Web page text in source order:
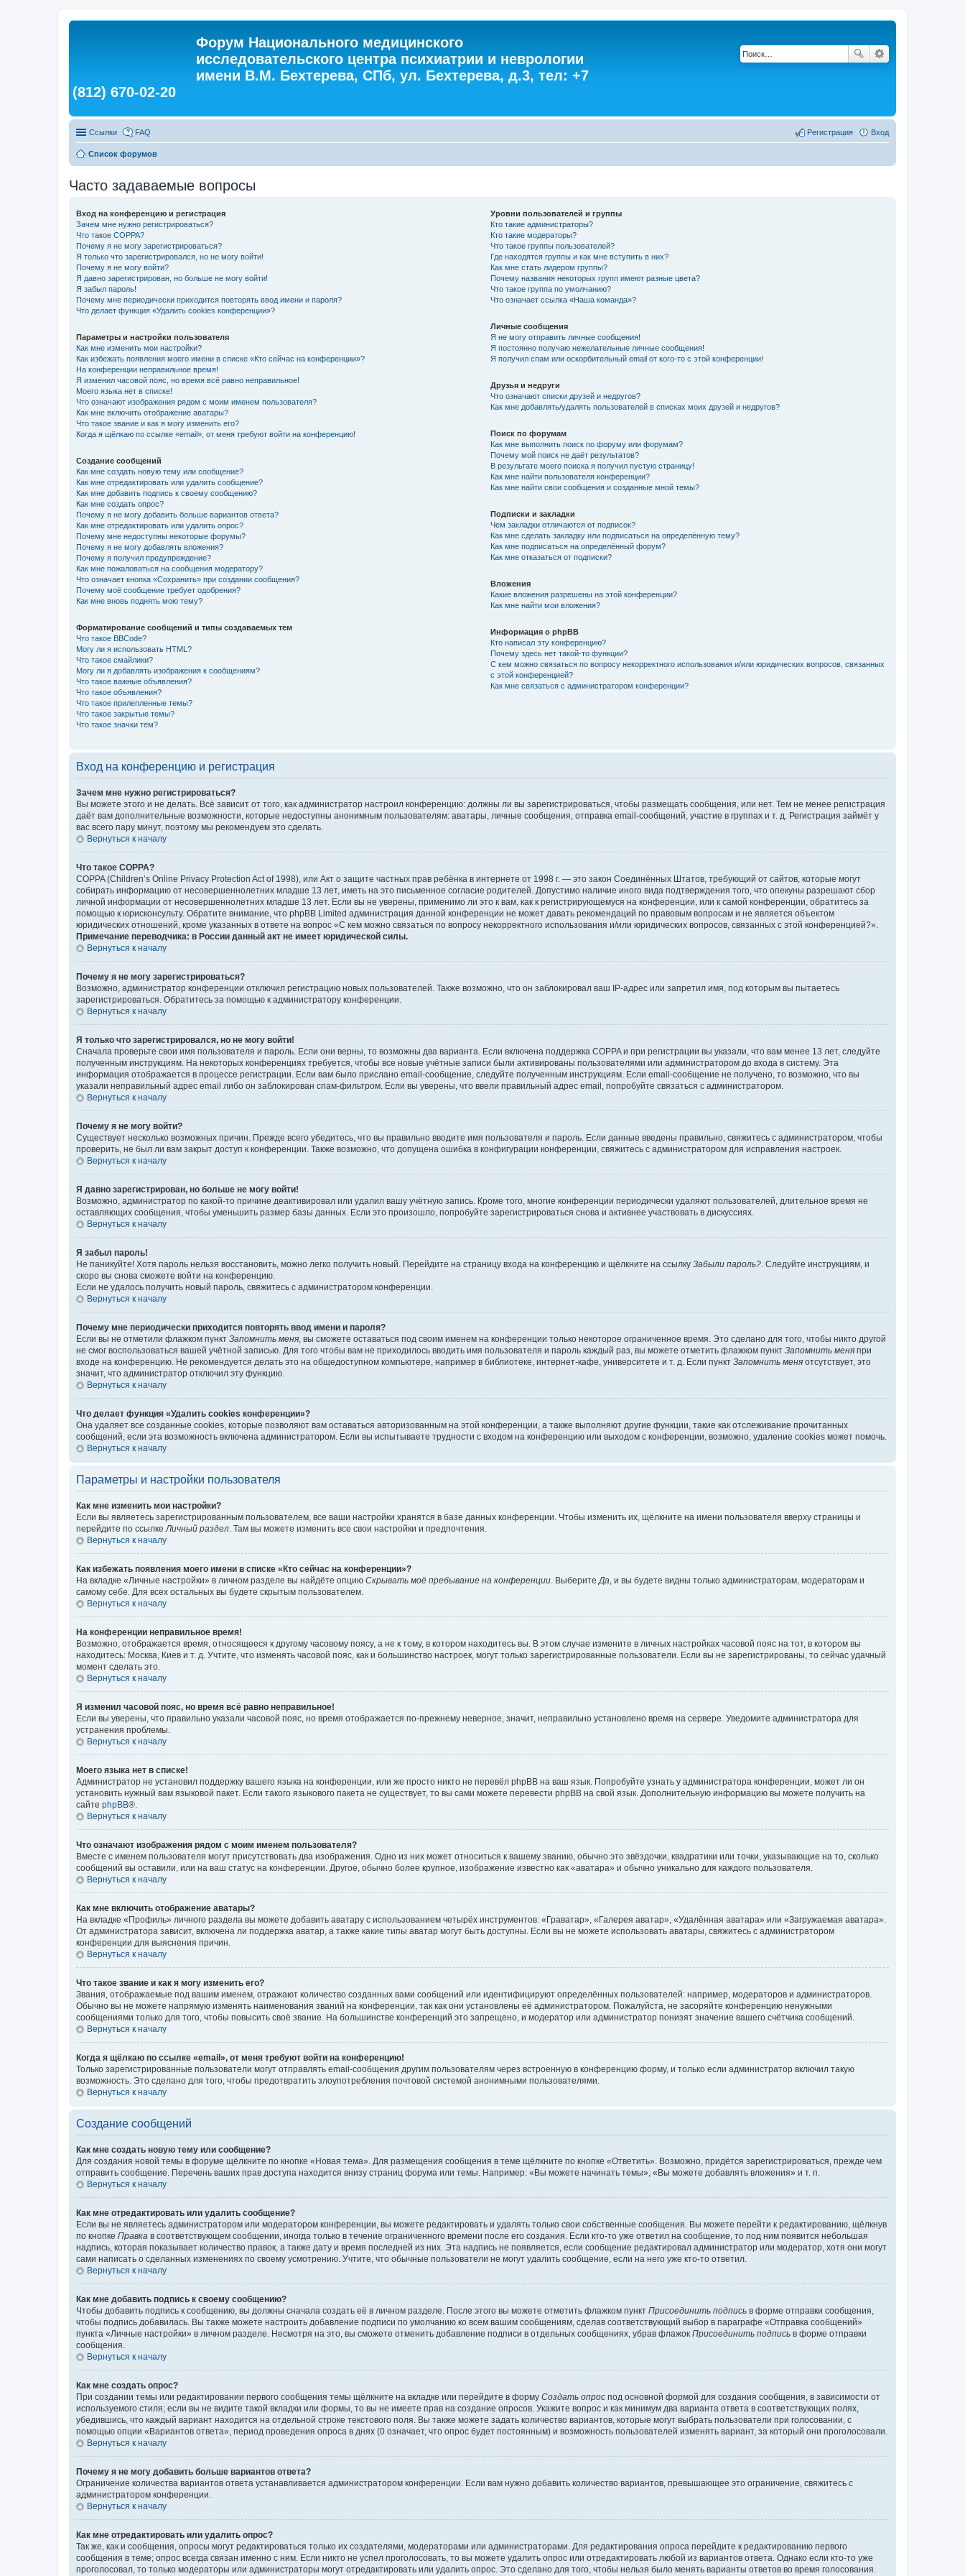
Форум Национального медицинского
исследовательского центра психиатрии и неврологии
имени В.М. Бехтерева, СПб, ул. Бехтерева, д.3, тел: +7
(812) 670-02-20
Ссылки FAQ Вход
Регистрация
Список форумов
Часто задаваемые вопросы
Вход на конференцию и регистрация
Зачем мне нужно регистрироваться?
Что такое COPPA?
Почему я не могу зарегистрироваться?
Я только что зарегистрировался, но не могу войти!
Почему я не могу войти?
Я давно зарегистрирован, но больше не могу войти!
Я забыл пароль!
Почему мне периодически приходится повторять ввод имени и пароля?
Что делает функция «Удалить cookies конференции»?
Параметры и настройки пользователя
Как мне изменить мои настройки?
Как избежать появления моего имени в списке «Кто сейчас на конференции»?
На конференции неправильное время!
Я изменил часовой пояс, но время всё равно неправильное!
Моего языка нет в списке!
Что означают изображения рядом с моим именем пользователя?
Как мне включить отображение аватары?
Что такое звание и как я могу изменить его?
Когда я щёлкаю по ссылке «email», от меня требуют войти на конференцию!
Создание сообщений
Как мне создать новую тему или сообщение?
Как мне отредактировать или удалить сообщение?
Как мне добавить подпись к своему сообщению?
Как мне создать опрос?
Почему я не могу добавить больше вариантов ответа?
Как мне отредактировать или удалить опрос?
Почему мне недоступны некоторые форумы?
Почему я не могу добавлять вложения?
Почему я получил предупреждение?
Как мне пожаловаться на сообщения модератору?
Что означает кнопка «Сохранить» при создании сообщения?
Почему моё сообщение требует одобрения?
Как мне вновь поднять мою тему?
Форматирование сообщений и типы создаваемых тем
Что такое BBCode?
Могу ли я использовать HTML?
Что такое смайлики?
Могу ли я добавлять изображения к сообщениям?
Что такое важные объявления?
Что такое объявления?
Что такое прилепленные темы?
Что такое закрытые темы?
Что такое значки тем?
Уровни пользователей и группы
Кто такие администраторы?
Кто такие модераторы?
Что такое группы пользователей?
Где находятся группы и как мне вступить в них?
Как мне стать лидером группы?
Почему названия некоторых групп имеют разные цвета?
Что такое группа по умолчанию?
Что означает ссылка «Наша команда»?
Личные сообщения
Я не могу отправить личные сообщения!
Я постоянно получаю нежелательные личные сообщения!
Я получил спам или оскорбительный email от кого-то с этой конференции!
Друзья и недруги
Что означают списки друзей и недругов?
Как мне добавлять/удалять пользователей в списках моих друзей и недругов?
Поиск по форумам
Как мне выполнить поиск по форуму или форумам?
Почему мой поиск не даёт результатов?
В результате моего поиска я получил пустую страницу!
Как мне найти пользователя конференции?
Как мне найти свои сообщения и созданные мной темы?
Подписки и закладки
Чем закладки отличаются от подписок?
Как мне сделать закладку или подписаться на определённую тему?
Как мне подписаться на определённый форум?
Как мне отказаться от подписки?
Вложения
Какие вложения разрешены на этой конференции?
Как мне найти мои вложения?
Информация о phpBB
Кто написал эту конференцию?
Почему здесь нет такой-то функции?
С кем можно связаться по вопросу некорректного использования и/или юридических вопросов, связанных
с этой конференцией?
Как мне связаться с администратором конференции?
Вход на конференцию и регистрация
Зачем мне нужно регистрироваться?
Вы можете этого и не делать. Всё зависит от того, как администратор настроил конференцию: должны ли вы зарегистрироваться, чтобы размещать сообщения, или нет. Тем не менее регистрация
даёт вам дополнительные возможности, которые недоступны анонимным пользователям: аватары, личные сообщения, отправка email-сообщений, участие в группах и т. д. Регистрация займёт у
вас всего пару минут, поэтому мы рекомендуем это сделать.
Вернуться к началу
Что такое COPPA?
COPPA (Children’s Online Privacy Protection Act of 1998), или Акт о защите частных прав ребёнка в интернете от 1998 г. — это закон Соединённых Штатов, требующий от сайтов, которые могут
собирать информацию от несовершеннолетних младше 13 лет, иметь на это письменное согласие родителей. Допустимо наличие иного вида подтверждения того, что опекуны разрешают сбор
личной информации от несовершеннолетних младше 13 лет. Если вы не уверены, применимо ли это к вам, как к регистрирующемуся на конференции, или к самой конференции, обратитесь за
помощью к юрисконсульту. Обратите внимание, что phpBB Limited администрация данной конференции не может давать рекомендаций по правовым вопросам и не является объектом
юридических отношений, кроме указанных в ответе на вопрос «С кем можно связаться по вопросу некорректного использования и/или юридических вопросов, связанных с этой конференцией?».
Примечание переводчика: в России данный акт не имеет юридической силы.
Вернуться к началу
Почему я не могу зарегистрироваться?
Возможно, администратор конференции отключил регистрацию новых пользователей. Также возможно, что он заблокировал ваш IP-адрес или запретил имя, под которым вы пытаетесь
зарегистрироваться. Обратитесь за помощью к администратору конференции.
Вернуться к началу
Я только что зарегистрировался, но не могу войти!
Сначала проверьте свои имя пользователя и пароль. Если они верны, то возможны два варианта. Если включена поддержка COPPA и при регистрации вы указали, что вам менее 13 лет, следуйте
полученным инструкциям. На некоторых конференциях требуется, чтобы все новые учётные записи были активированы пользователями или администратором до входа в систему. Эта
информация отображается в процессе регистрации. Если вам было прислано email-сообщение, следуйте полученным инструкциям. Если email-сообщение не получено, то возможно, что вы
указали неправильный адрес email либо он заблокирован спам-фильтром. Если вы уверены, что ввели правильный адрес email, попробуйте связаться с администратором.
Вернуться к началу
Почему я не могу войти?
Существует несколько возможных причин. Прежде всего убедитесь, что вы правильно вводите имя пользователя и пароль. Если данные введены правильно, свяжитесь с администратором, чтобы
проверить, не был ли вам закрыт доступ к конференции. Также возможно, что допущена ошибка в конфигурации конференции, свяжитесь с администратором для исправления настроек.
Вернуться к началу
Я давно зарегистрирован, но больше не могу войти!
Возможно, администратор по какой-то причине деактивировал или удалил вашу учётную запись. Кроме того, многие конференции периодически удаляют пользователей, длительное время не
оставляющих сообщения, чтобы уменьшить размер базы данных. Если это произошло, попробуйте зарегистрироваться снова и активнее участвовать в дискуссиях.
Вернуться к началу
Я забыл пароль!
Не паникуйте! Хотя пароль нельзя восстановить, можно легко получить новый. Перейдите на страницу входа на конференцию и щёлкните на ссылку Забыли пароль? . Следуйте инструкциям, и
скоро вы снова сможете войти на конференцию.
Если не удалось получить новый пароль, свяжитесь с администратором конференции.
Вернуться к началу
Почему мне периодически приходится повторять ввод имени и пароля?
Если вы не отметили флажком пункт Запомнить меня , вы сможете оставаться под своим именем на конференции только некоторое ограниченное время. Это сделано для того, чтобы никто другой
не смог воспользоваться вашей учётной записью. Для того чтобы вам не приходилось вводить имя пользователя и пароль каждый раз, вы можете отметить флажком пункт Запомнить меня при
входе на конференцию. Не рекомендуется делать это на общедоступном компьютере, например в библиотеке, интернет-кафе, университете и т. д. Если пункт Запомнить меня отсутствует, это
значит, что администратор отключил эту функцию.
Вернуться к началу
Что делает функция «Удалить cookies конференции»?
Она удаляет все созданные cookies, которые позволяют вам оставаться авторизованным на этой конференции, а также выполняют другие функции, такие как отслеживание прочитанных
сообщений, если эта возможность включена администратором. Если вы испытываете трудности с входом на конференцию или выходом с конференции, возможно, удаление cookies может помочь.
Вернуться к началу
Параметры и настройки пользователя
Как мне изменить мои настройки?
Если вы являетесь зарегистрированным пользователем, все ваши настройки хранятся в базе данных конференции. Чтобы изменить их, щёлкните на имени пользователя вверху страницы и
перейдите по ссылке Личный раздел . Там вы можете изменить все свои настройки и предпочтения.
Вернуться к началу
Как избежать появления моего имени в списке «Кто сейчас на конференции»?
На вкладке «Личные настройки» в личном разделе вы найдёте опцию Скрывать моё пребывание на конференции . Выберите Да , и вы будете видны только администраторам, модераторам и
самому себе. Для всех остальных вы будете скрытым пользователем.
Вернуться к началу
На конференции неправильное время!
Возможно, отображается время, относящееся к другому часовому поясу, а не к тому, в котором находитесь вы. В этом случае измените в личных настройках часовой пояс на тот, в котором вы
находитесь: Москва, Киев и т. д. Учтите, что изменять часовой пояс, как и большинство настроек, могут только зарегистрированные пользователи. Если вы не зарегистрированы, то сейчас удачный
момент сделать это.
Вернуться к началу
Я изменил часовой пояс, но время всё равно неправильное!
Если вы уверены, что правильно указали часовой пояс, но время отображается по-прежнему неверное, значит, неправильно установлено время на сервере. Уведомите администратора для
устранения проблемы.
Вернуться к началу
Моего языка нет в списке!
Администратор не установил поддержку вашего языка на конференции, или же просто никто не перевёл phpBB на ваш язык. Попробуйте узнать у администратора конференции, может ли он
установить нужный вам языковой пакет. Если такого языкового пакета не существует, то вы сами можете перевести phpBB на свой язык. Дополнительную информацию вы можете получить на
сайте phpBB®.
Вернуться к началу
Что означают изображения рядом с моим именем пользователя?
Вместе с именем пользователя могут присутствовать два изображения. Одно из них может относиться к вашему званию, обычно это звёздочки, квадратики или точки, указывающие на то, сколько
сообщений вы оставили, или на ваш статус на конференции. Другое, обычно более крупное, изображение известно как «аватара» и обычно уникально для каждого пользователя.
Вернуться к началу
Как мне включить отображение аватары?
На вкладке «Профиль» личного раздела вы можете добавить аватару с использованием четырёх инструментов: «Граватар», «Галерея аватар», «Удалённая аватара» или «Загружаемая аватара».
От администратора зависит, включена ли поддержка аватар, а также какие типы аватар могут быть доступны. Если вы не можете использовать аватары, свяжитесь с администратором
конференции для выяснения причин.
Вернуться к началу
Что такое звание и как я могу изменить его?
Звания, отображаемые под вашим именем, отражают количество созданных вами сообщений или идентифицируют определённых пользователей: например, модераторов и администраторов.
Обычно вы не можете напрямую изменять наименования званий на конференции, так как они установлены её администратором. Пожалуйста, не засоряйте конференцию ненужными
сообщениями только для того, чтобы повысить своё звание. На большинстве конференций это запрещено, и модератор или администратор понизят значение вашего счётчика сообщений.
Вернуться к началу
Когда я щёлкаю по ссылке «email», от меня требуют войти на конференцию!
Только зарегистрированные пользователи могут отправлять email-сообщения другим пользователям через встроенную в конференцию форму, и только если администратор включил такую
возможность. Это сделано для того, чтобы предотвратить злоупотребления почтовой системой анонимными пользователями.
Вернуться к началу
Создание сообщений
Как мне создать новую тему или сообщение?
Для создания новой темы в форуме щёлкните по кнопке «Новая тема». Для размещения сообщения в теме щёлкните по кнопке «Ответить». Возможно, придётся зарегистрироваться, прежде чем
отправить сообщение. Перечень ваших прав доступа находится внизу страниц форума или темы. Например: «Вы можете начинать темы», «Вы можете добавлять вложения» и т. п.
Вернуться к началу
Как мне отредактировать или удалить сообщение?
Если вы не являетесь администратором или модератором конференции, вы можете редактировать и удалять только свои собственные сообщения. Вы можете перейти к редактированию, щёлкнув
по кнопке Правка в соответствующем сообщении, иногда только в течение ограниченного времени после его создания. Если кто-то уже ответил на сообщение, то под ним появится небольшая
надпись, которая показывает количество правок, а также дату и время последней из них. Эта надпись не появляется, если сообщение редактировал администратор или модератор, хотя они могут
сами написать о сделанных изменениях по своему усмотрению. Учтите, что обычные пользователи не могут удалить сообщение, если на него уже кто-то ответил.
Вернуться к началу
Как мне добавить подпись к своему сообщению?
Чтобы добавить подпись к сообщению, вы должны сначала создать её в личном разделе. После этого вы можете отметить флажком пункт Присоединить подпись в форме отправки сообщения,
чтобы подпись добавилась. Вы также можете настроить добавление подписи по умолчанию ко всем вашим сообщениям, сделав соответствующий выбор в параграфе «Отправка сообщений»
пункта «Личные настройки» в личном разделе. Несмотря на это, вы сможете отменить добавление подписи в отдельных сообщениях, убрав флажок Присоединить подпись в форме отправки
сообщения.
Вернуться к началу
Как мне создать опрос?
При создании темы или редактировании первого сообщения темы щёлкните на вкладке или перейдите в форму Создать опрос под основной формой для создания сообщения, в зависимости от
используемого стиля; если вы не видите такой вкладки или формы, то вы не имеете прав на создание опросов. Укажите вопрос и как минимум два варианта ответа в соответствующих полях,
убедившись, что каждый вариант находится на отдельной строке текстового поля. Вы также можете задать количество вариантов, которые могут выбрать пользователи при голосовании, с
помощью опции «Вариантов ответа», период проведения опроса в днях (0 означает, что опрос будет постоянным) и возможность пользователей изменять вариант, за который они проголосовали.
Вернуться к началу
Почему я не могу добавить больше вариантов ответа?
Ограничение количества вариантов ответа устанавливается администратором конференции. Если вам нужно добавить количество вариантов, превышающее это ограничение, свяжитесь с
администратором конференции.
Вернуться к началу
Как мне отредактировать или удалить опрос?
Так же, как и сообщения, опросы могут редактироваться только их создателями, модераторами или администраторами. Для редактирования опроса перейдите к редактированию первого
сообщения в теме; опрос всегда связан именно с ним. Если никто не успел проголосовать, то вы можете удалить опрос или отредактировать любой из вариантов ответа. Однако если кто-то уже
проголосовал, то только модераторы или администраторы могут отредактировать или удалить опрос. Это сделано для того, чтобы нельзя было менять варианты ответов во время голосования.